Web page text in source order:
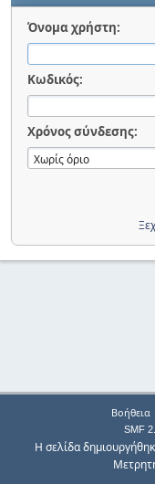
Όνομα χρήστη:
Κωδικός:
Χρόνος σύνδεσης:
Βοήθεια
SMF
Η σελίδα